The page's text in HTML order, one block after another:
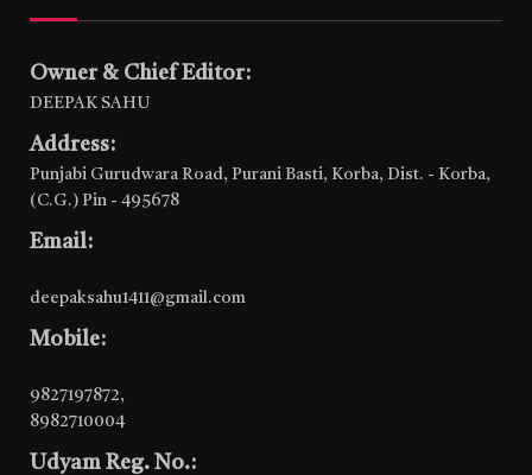
Owner & Chief Editor:
DEEPAK SAHU
Address:
Punjabi Gurudwara Road, Purani Basti, Korba, Dist. - Korba,
(C.G.) Pin - 495678
Email:
deepaksahu1411@gmail.com
Mobile:
9827197872,
8982710004
Udyam Reg. No.: